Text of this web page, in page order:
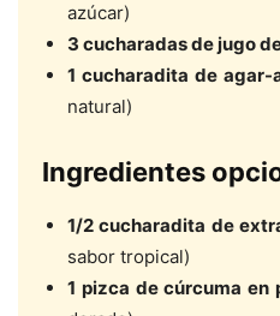
azúcar)
3 cucharadas de jugo
1 cucharadita de agar-
natural)
Ingredientes
1/2 cucharadita de
sabor tropical)
1 pizca de cúrcuma en